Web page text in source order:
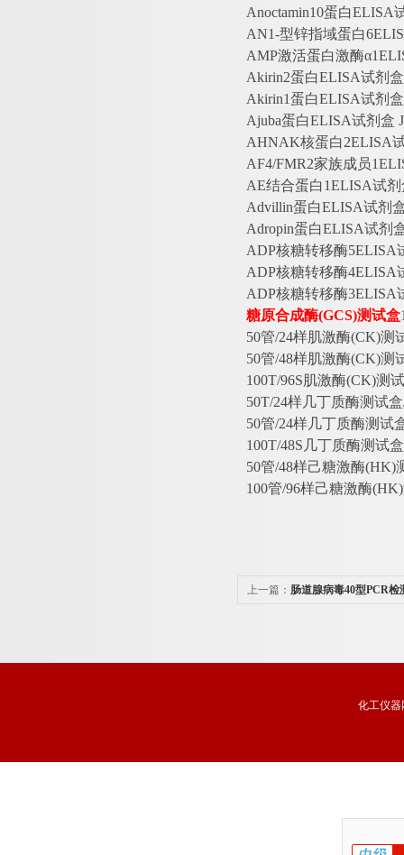
Anoctamin10蛋白ELISA
AN1-型锌指域蛋白
AMP激活蛋白激酶
Akirin2蛋白ELISA试剂
Akirin1蛋白ELISA试剂
Ajuba蛋白ELISA试剂盒
AHNAK核蛋白2ELISA
AF4/FMR2家族成员
AE结合蛋白1ELISA试
Advillin蛋白ELISA试剂
Adropin蛋白ELISA试剂
ADP核糖转移酶5ELISA
ADP核糖转移酶4ELISA
ADP核糖转移酶3ELISA
糖原合成酶(GCS)测试盒
50管/24样肌激酶(CK)测
50管/48样肌激酶(CK)测
100T/96S肌激酶(CK)测
50T/24样几丁质酶测试
50管/24样几丁质酶测试
100T/48S几丁质酶测试
50管/48样己糖激酶(HK)
100管/96样己糖激酶
上一篇： 肠道腺病毒40型PCR检
化工仪器